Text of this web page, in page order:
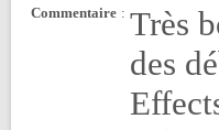
Commentaire : Très
des